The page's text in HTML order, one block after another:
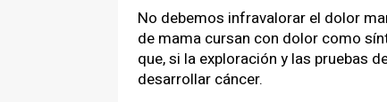
No debemos infravalorar el dolor
de mama cursan con dolor como
que, si la exploración y las pruebas
desarrollar cáncer.